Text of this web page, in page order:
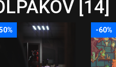
[14]
-60%